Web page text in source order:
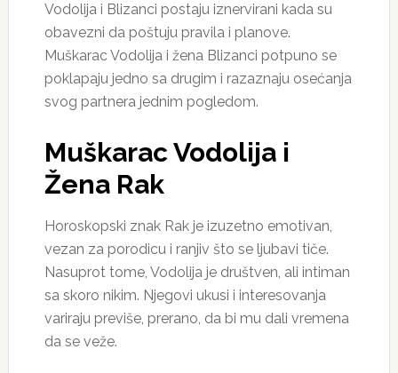
Vodolija i Blizanci postaju iznervirani kada su
obavezni da poštuju pravila i planove.
Muškarac Vodolija i žena Blizanci potpuno se
poklapaju jedno sa drugim i razaznaju osećanja
svog partnera jednim pogledom.
Muškarac Vodolija i
Žena Rak
Horoskopski znak Rak je izuzetno emotivan,
vezan za porodicu i ranjiv što se ljubavi tiče.
Nasuprot tome, Vodolija je društven, ali intiman
sa skoro nikim. Njegovi ukusi i interesovanja
variraju previše, prerano, da bi mu dali vremena
da se veže.